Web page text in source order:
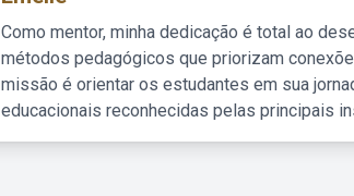
Como mentor, minha dedicação é total ao
métodos pedagógicos que priorizam
missão é orientar os estudantes em sua
educacionais reconhecidas pelas principais